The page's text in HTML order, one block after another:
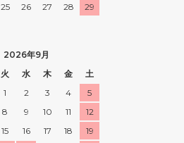
25 26 27 28
29
2026年9月
火 水 木 金
土
1
2 3 4
5
8 9 10 11
12
15 16 17 18
19